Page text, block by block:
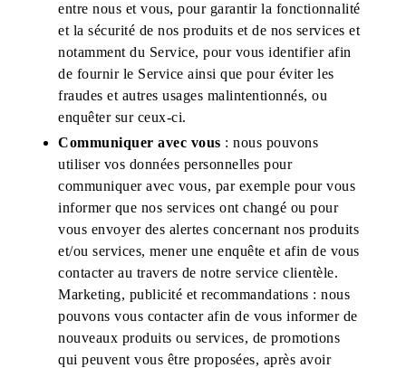
entre nous et vous, pour garantir la fonctionnalité
et la sécurité de nos produits et de nos services et
notamment du Service, pour vous identifier afin
de fournir le Service ainsi que pour éviter les
fraudes et autres usages malintentionnés, ou
enquêter sur ceux-ci.
Communiquer avec vous : nous pouvons
utiliser vos données personnelles pour
communiquer avec vous, par exemple pour vous
informer que nos services ont changé ou pour
vous envoyer des alertes concernant nos produits
et/ou services, mener une enquête et afin de vous
contacter au travers de notre service clientèle.
Marketing, publicité et recommandations : nous
pouvons vous contacter afin de vous informer de
nouveaux produits ou services, de promotions
qui peuvent vous être proposées, après avoir